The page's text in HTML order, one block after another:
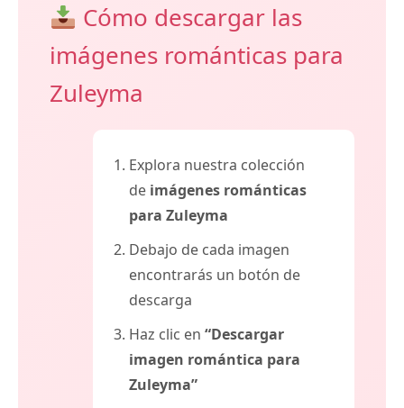
Cómo descargar las
imágenes románticas para
Zuleyma
Explora nuestra colección
de imágenes románticas
para Zuleyma
Debajo de cada imagen
encontrarás un botón de
descarga
Haz clic en “Descargar
imagen romántica para
Zuleyma”